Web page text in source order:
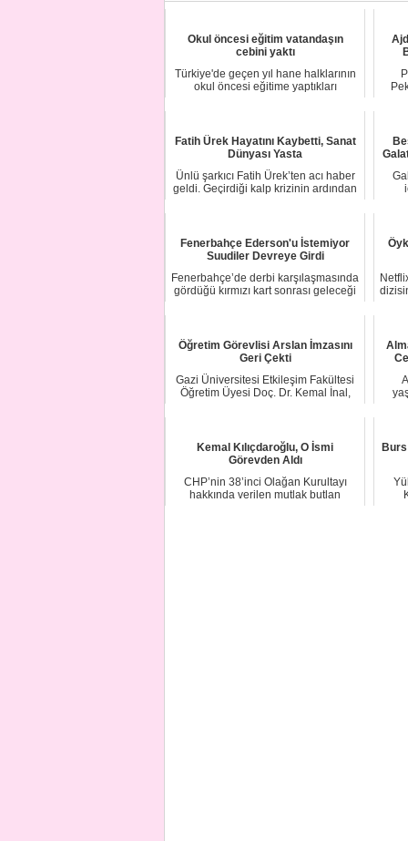
Okul öncesi eğitim vatandaşın
cebini yaktı
Türkiye'de geçen yıl hane halklarının
okul öncesi eğitime yaptıkları
Fatih Ürek Hayatını Kaybetti, Sanat
Dünyası Yasta
Ünlü şarkıcı Fatih Ürek’ten acı haber
geldi. Geçirdiği kalp krizinin ardından
Fenerbahçe Ederson'u İstemiyor
Suudiler Devreye Girdi
Fenerbahçe’de derbi karşılaşmasında
gördüğü kırmızı kart sonrası geleceği
Öğretim Görevlisi Arslan İmzasını
Geri Çekti
Gazi Üniversitesi Etkileşim Fakültesi
Öğretim Üyesi Doç. Dr. Kemal İnal,
Kemal Kılıçdaroğlu, O İsmi
Görevden Aldı
CHP’nin 38’inci Olağan Kurultayı
hakkında verilen mutlak butlan